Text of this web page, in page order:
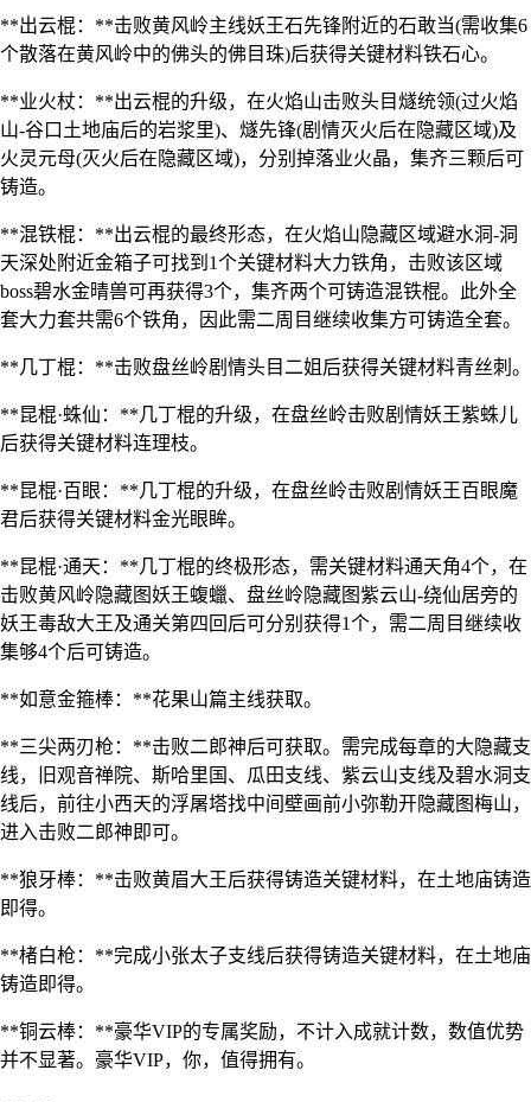
**出云棍：**击败黄风岭主线妖王石先锋附近的石敢当(需收集6
个散落在黄风岭中的佛头的佛目珠)后获得关键材料铁石心。
**业火杖：**出云棍的升级，在火焰山击败头目燧统领(过火焰
山-谷口土地庙后的岩浆里)、燧先锋(剧情灭火后在隐藏区域)及
火灵元母(灭火后在隐藏区域)，分别掉落业火晶，集齐三颗后可
铸造。
**混铁棍：**出云棍的最终形态，在火焰山隐藏区域避水洞-洞
天深处附近金箱子可找到1个关键材料大力铁角，击败该区域
boss碧水金晴兽可再获得3个，集齐两个可铸造混铁棍。此外全
套大力套共需6个铁角，因此需二周目继续收集方可铸造全套。
**几丁棍：**击败盘丝岭剧情头目二姐后获得关键材料青丝刺。
**昆棍·蛛仙：**几丁棍的升级，在盘丝岭击败剧情妖王紫蛛儿
后获得关键材料连理枝。
**昆棍·百眼：**几丁棍的升级，在盘丝岭击败剧情妖王百眼魔
君后获得关键材料金光眼眸。
**昆棍·通天：**几丁棍的终极形态，需关键材料通天角4个，在
击败黄风岭隐藏图妖王蝮蠟、盘丝岭隐藏图紫云山-绕仙居旁的
妖王毒敌大王及通关第四回后可分别获得1个，需二周目继续收
集够4个后可铸造。
**如意金箍棒：**花果山篇主线获取。
**三尖两刃枪：**击败二郎神后可获取。需完成每章的大隐藏支
线，旧观音禅院、斯哈里国、瓜田支线、紫云山支线及碧水洞支
线后，前往小西天的浮屠塔找中间壁画前小弥勒开隐藏图梅山，
进入击败二郎神即可。
**狼牙棒：**击败黄眉大王后获得铸造关键材料，在土地庙铸造
即得。
**楮白枪：**完成小张太子支线后获得铸造关键材料，在土地庙
铸造即得。
**铜云棒：**豪华VIP的专属奖励，不计入成就计数，数值优势
并不显著。豪华VIP，你，值得拥有。